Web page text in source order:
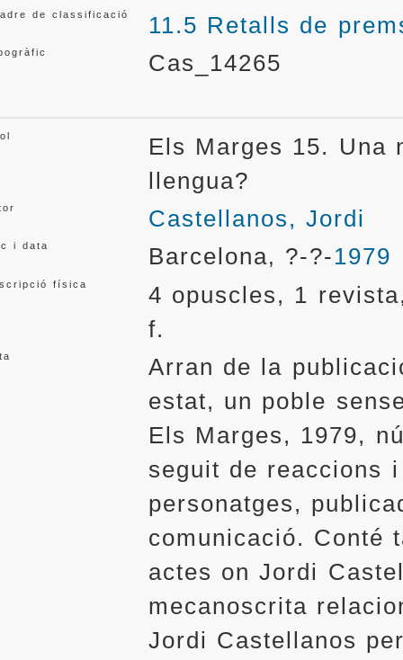
de classificació 11.5 Retalls de
Cas_14265
Els Marges 15. Una
llengua?
Castellanos, Jordi
i data Barcelona, ?-?-1979
física
4 opuscles, 1
f.
Arran de la
estat, un poble
Els Marges, 1979,
seguit de reaccions
personatges,
comunicació. Conté
actes on Jordi
mecanoscrita
Jordi Castellanos